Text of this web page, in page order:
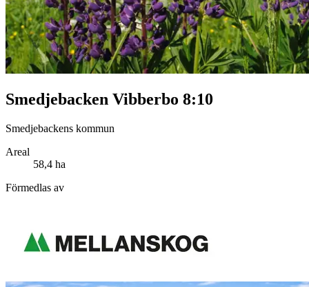
Smedjebacken Vibberbo 8:10
Smedjebackens kommun
Areal
58,4 ha
Förmedlas av